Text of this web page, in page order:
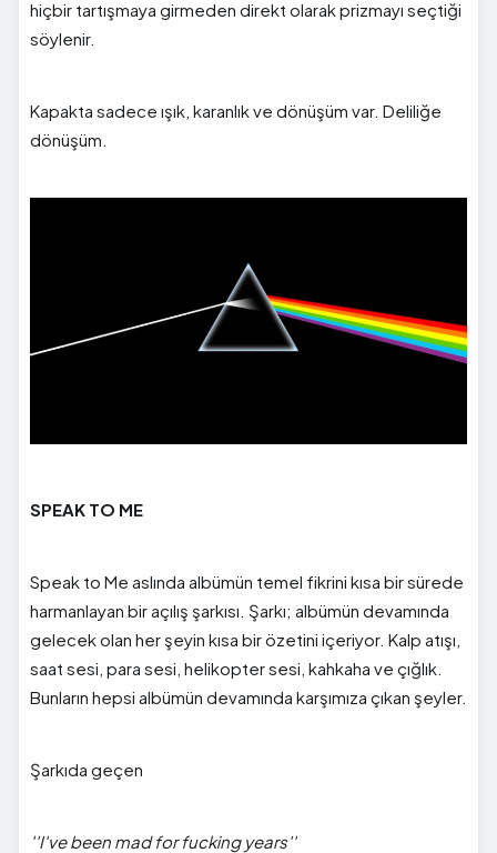
hiçbir tartışmaya girmeden direkt olarak prizmayı seçtiği
söylenir.
Kapakta sadece ışık, karanlık ve dönüşüm var. Deliliğe
dönüşüm.
SPEAK TO ME
Speak to Me aslında albümün temel fikrini kısa bir sürede
harmanlayan bir açılış şarkısı. Şarkı; albümün devamında
gelecek olan her şeyin kısa bir özetini içeriyor. Kalp atışı,
saat sesi, para sesi, helikopter sesi, kahkaha ve çığlık.
Bunların hepsi albümün devamında karşımıza çıkan şeyler.
Şarkıda geçen
''I've been mad for fucking years''